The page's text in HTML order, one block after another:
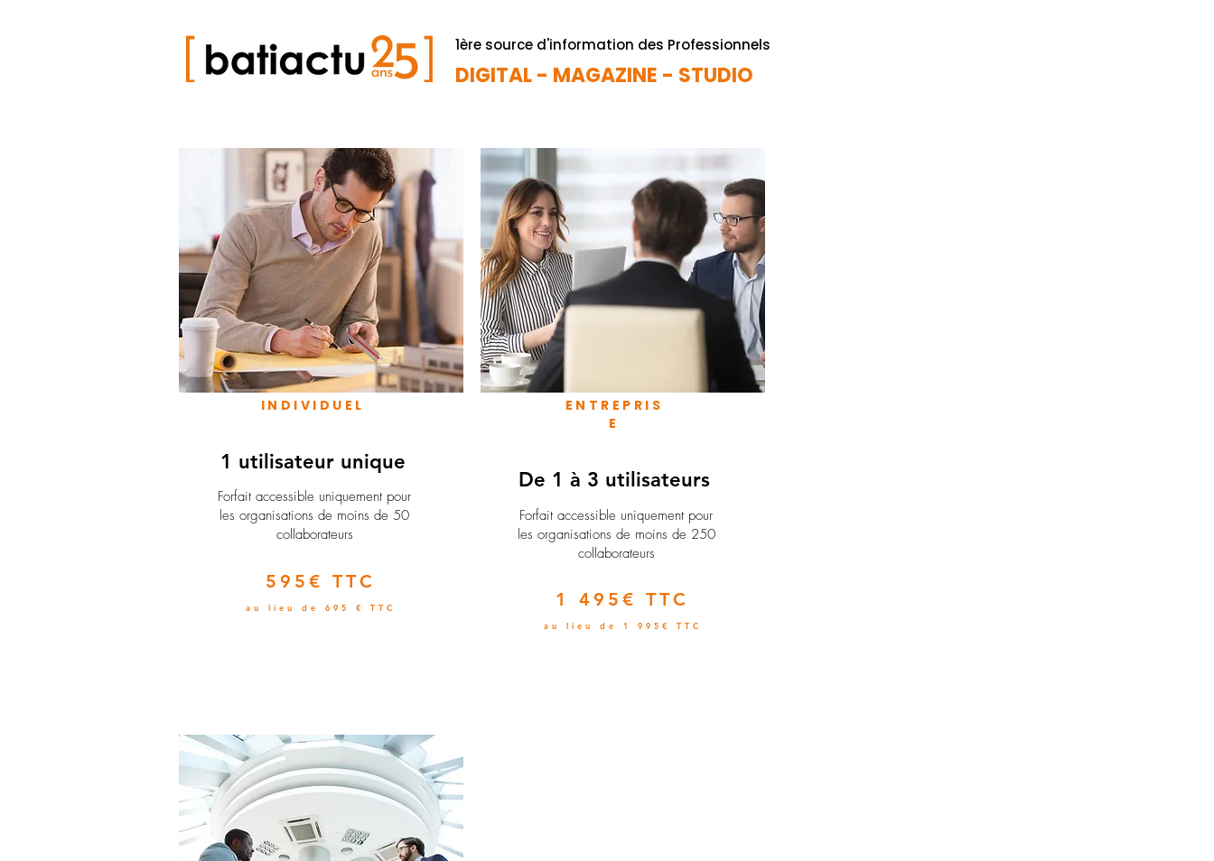
1ère source d'information des Professionnels
DIGITAL - MAGAZINE - STUDIO
INDIVIDUEL
1 utilisateur unique
​Forfait accessible uniquement pour
les organisations de moins de 50
collaborateurs
595€ TTC
au lieu de 695 € TTC
ENTREPRIS
E
De 1 à 3 utilisateurs
Forfait accessible uniquement pour
les organisations de moins de 250
collaborateurs
1 495€ TTC
au lieu de 1 995€ TTC